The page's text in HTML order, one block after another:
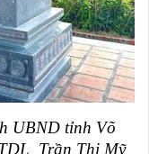
UBND tỉnh Võ
Trần Thị Mỹ